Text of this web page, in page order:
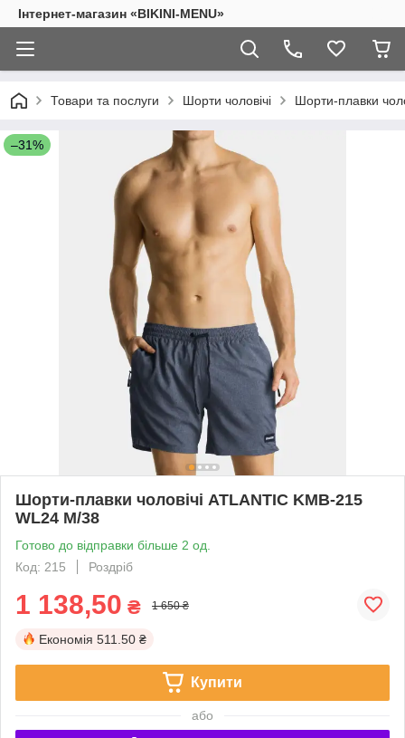
Інтернет-магазин «BIKINI-MENU»
Товари та послуги Шорти чоловічі Шорти-плавки
–31%
Шорти-плавки чоловічі ATLANTIC KMB-215
WL24 М/38
Готово до відправки більше 2 од.
Код: 215
Роздріб
1 138,50 ₴ 1 650 ₴
Економія 511.50 ₴
Купити
або